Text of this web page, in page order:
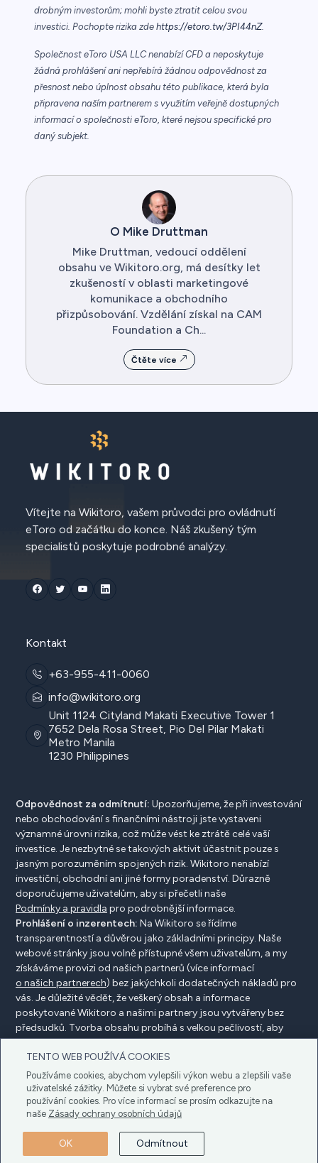
drobným investorům; mohli byste ztratit celou svou
investici. Pochopte rizika zde https://etoro.tw/3PI44nZ.
Společnost eToro USA LLC nenabízí CFD a neposkytuje
žádná prohlášení ani nepřebírá žádnou odpovědnost za
přesnost nebo úplnost obsahu této publikace, která byla
připravena naším partnerem s využitím veřejně dostupných
informací o společnosti eToro, které nejsou specifické pro
daný subjekt.
O Mike Druttman
Mike Druttman, vedoucí oddělení
obsahu ve Wikitoro.org, má desítky let
zkušeností v oblasti marketingové
komunikace a obchodního
přizpůsobování. Vzdělání získal na CAM
Foundation a Ch...
Čtěte více
TENTO WEB POUŽÍVÁ COOKIES
Používáme cookies, abychom vylepšili výkon webu a zlepšili vaše
uživatelské zážitky. Můžete si vybrat své preference pro
používání cookies. Pro více informací se prosím odkazujte na
naše Zásady ochrany osobních údajů
OK Odmítnout
Vítejte na Wikitoro, vašem průvodci pro ovládnutí
eToro od začátku do konce. Náš zkušený tým
specialistů poskytuje podrobné analýzy.
Kontakt
+63-955-411-0060
info@wikitoro.org
Unit 1124 Cityland Makati Executive Tower 1
7652 Dela Rosa Street, Pio Del Pilar Makati
Metro Manila
1230 Philippines
Odpovědnost za odmítnutí: Upozorňujeme, že při investování
nebo obchodování s finančními nástroji jste vystaveni
významné úrovni rizika, což může vést ke ztrátě celé vaší
investice. Je nezbytné se takových aktivit účastnit pouze s
jasným porozuměním spojených rizik. Wikitoro nenabízí
investiční, obchodní ani jiné formy poradenství. Důrazně
doporučujeme uživatelům, aby si přečetli naše
Podmínky a pravidla pro podrobnější informace.
Prohlášení o inzerentech: Na Wikitoro se řídíme
transparentností a důvěrou jako základními principy. Naše
webové stránky jsou volně přístupné všem uživatelům, a my
získáváme provizi od našich partnerů (více informací
o našich partnerech) bez jakýchkoli dodatečných nákladů pro
vás. Je důležité vědět, že veškerý obsah a informace
poskytované Wikitoro a našimi partnery jsou vytvářeny bez
předsudků. Tvorba obsahu probíhá s velkou pečlivostí, aby
prospěla našim čtenářům, a důležité je, že není ovlivněna
žádnými dohodami o kompenzaci s našimi partnery.
Autorské právo © 2023 Wikitoro Všechna práva
Zveřejnění inzerentaZásady ochrany osobních údajů